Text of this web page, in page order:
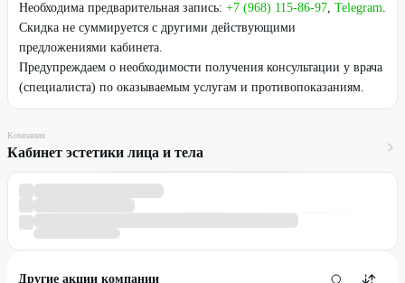
Необходима предварительная запись: +7 (968) 115-86-97, Telegram.
Скидка не суммируется с другими действующими
предложениями кабинета.
Предупреждаем о необходимости получения консультации у врача
(специалиста) по оказываемым услугам и противопоказаниям.
Компания
Кабинет эстетики лица и тела
Другие акции компании